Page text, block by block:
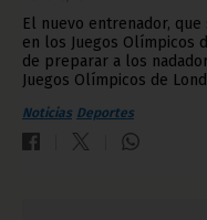
El nuevo entrenador,
en los Juegos Olímpicos
de preparar a los
Juegos Olímpicos de
Noticias Deportes